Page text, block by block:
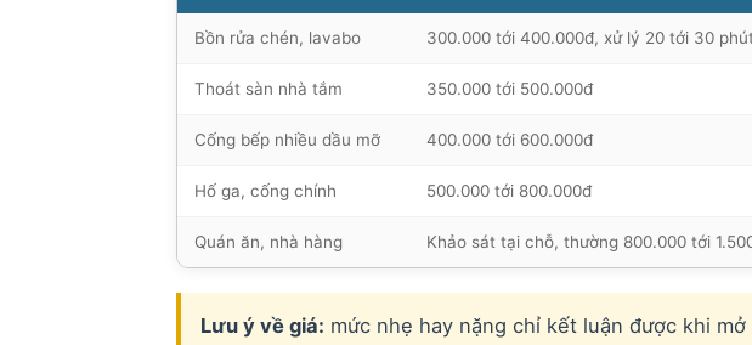
Bồn rửa chén, lavabo 300.000 tới 400.000đ, xử lý 20 tới 30 phút
Thoát sàn nhà tắm 350.000 tới 500.000đ
Cống bếp nhiều dầu mỡ 400.000 tới 600.000đ
Hố ga, cống chính 500.000 tới 800.000đ
Quán ăn, nhà hàng Khảo sát tại chỗ, thường 800.000 tới
Lưu ý về giá: mức nhẹ hay nặng chỉ kết luận được khi